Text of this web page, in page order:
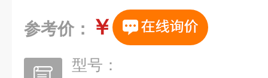
参考价： ￥
型号：